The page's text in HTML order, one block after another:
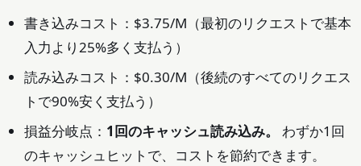
書き込みコスト：$3.75/M（最初のリクエストで基本
入力より25%多く支払う）
読み込みコスト：$0.30/M（後続のすべてのリクエス
トで90%安く支払う）
損益分岐点： 1回のキャッシュ読み込み。
わずか1回
のキャッシュヒットで、コストを節約できます。